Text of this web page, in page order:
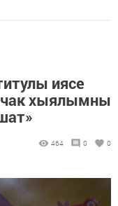
иясе
хыялымны
464 0 0